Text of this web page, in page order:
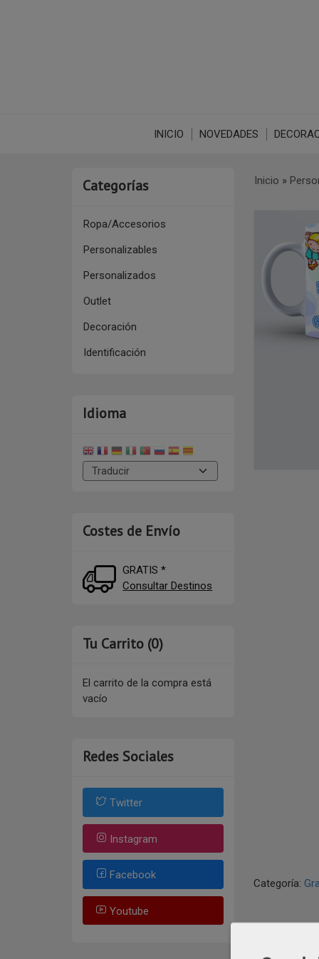
INICIO NOVEDADES
Categorías
Ropa/Accesorios
Personalizables
Personalizados
Outlet
Decoración
Identificación
Idioma
Costes de Envío
GRATIS *
Consultar Destinos
Tu Carrito (0)
El carrito de la compra está
vacío
Redes Sociales
Twitter
Instagram
Facebook
Youtube
Inicio »
Categoría: